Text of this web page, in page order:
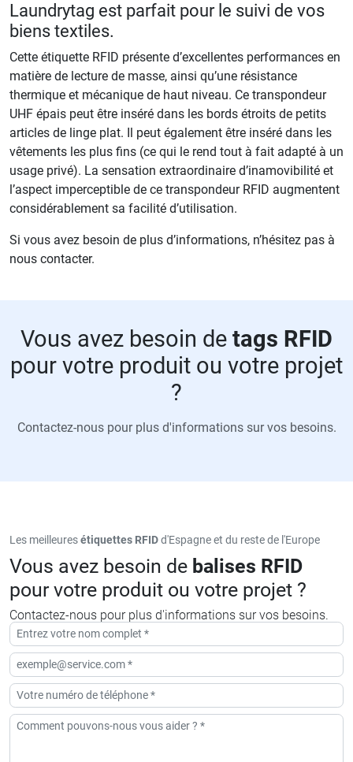
Laundrytag est parfait pour le suivi de vos
biens textiles.
Cette étiquette RFID présente d’excellentes performances en
matière de lecture de masse, ainsi qu’une résistance
thermique et mécanique de haut niveau. Ce transpondeur
UHF épais peut être inséré dans les bords étroits de petits
articles de linge plat. Il peut également être inséré dans les
vêtements les plus fins (ce qui le rend tout à fait adapté à un
usage privé). La sensation extraordinaire d’inamovibilité et
l’aspect imperceptible de ce transpondeur RFID augmentent
considérablement sa facilité d’utilisation.
Si vous avez besoin de plus d’informations, n’hésitez pas à
nous contacter.
Vous avez besoin de tags RFID
pour votre produit ou votre projet
?
Contactez-nous pour plus d'informations sur vos besoins.
Les meilleuresétiquettes RFIDd'Espagne et du reste de l'Europe
Vous avez besoin de balises RFID
pour votre produit ou votre projet ?
Contactez-nous pour plus d'informations sur vos besoins.